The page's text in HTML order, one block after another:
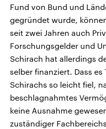
Fund von Bund und
gegründet wurde,
seit zwei Jahren auch
Forschungsgelder und
Schirach hat allerdings
selber finanziert. Dass
Schirachs so leicht fiel,
beschlagnahmtes
keine Ausnahme
zuständiger